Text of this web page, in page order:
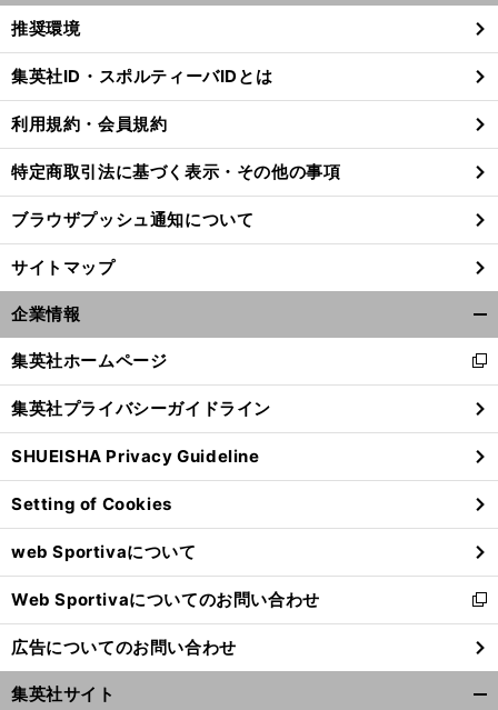
「
少
？
」
。
閉
る
推奨環境
集英社ID・スポルティーバIDとは
利用規約・会員規約
特定商取引法に基づく表示・その他の事項
ブラウザプッシュ通知について
サイトマップ
企業情報
閉
る
集英社ホームページ
新
し
い
ウ
ィ
ン
ド
ウ
で
開
く
集英社プライバシーガイドライン
SHUEISHA Privacy Guideline
Setting of Cookies
web Sportivaについて
Web Sportivaについてのお問い合わせ
新
し
い
ウ
ィ
広告についてのお問い合わせ
集英社サイト